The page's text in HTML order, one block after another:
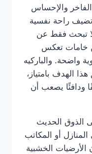
الفاخر والإحساس
تضيف راحة نفسية
تبحث فقط عن
خامات تعكس
واضحة. والباركيه
الهدف بامتياز،
ودافئًا يصعب أن
الذوق الحديث
أو المكاتب
الأرضيات الخشبية